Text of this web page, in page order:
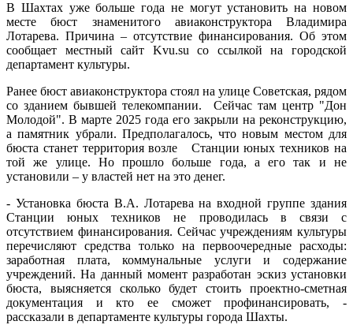
В Шахтах уже больше года не могут установить на новом
месте бюст знаменитого авиаконструктора Владимира
Лотарева. Причина – отсутствие финансирования. Об этом
сообщает местный сайт Kvu.su со ссылкой на городской
департамент культуры.
Ранее бюст авиаконструктора стоял на улице Советская, рядом
со зданием бывшей телекомпании. Сейчас там центр "Дон
Молодой". В марте 2025 года его закрыли на реконструкцию,
а памятник убрали. Предполагалось, что новым местом для
бюста станет территория возле Станции юных техников на
той же улице. Но прошло больше года, а его так и не
установили – у властей нет на это денег.
- Установка бюста В.А. Лотарева на входной группе здания
Станции юных техников не проводилась в связи с
отсутствием финансирования. Сейчас учреждениям культуры
перечисляют средства только на первоочередные расходы:
заработная плата, коммунальные услуги и содержание
учреждений. На данный момент разработан эскиз установки
бюста, выясняется сколько будет стоить проектно-сметная
документация и кто ее сможет профинансировать, -
рассказали в департаменте культуры города Шахты.